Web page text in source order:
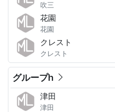
吹三
花園
花園
クレスト
クレスト
グループh
津田
津田